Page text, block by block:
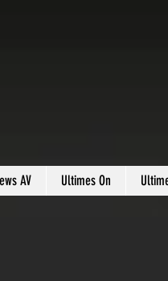
AV Ultimes On